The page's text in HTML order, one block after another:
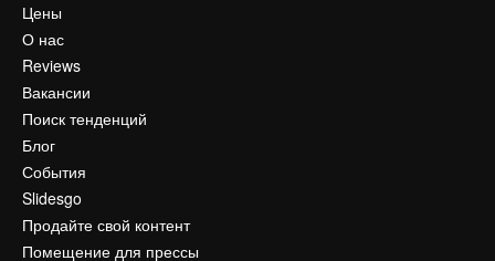
Цены
О нас
Reviews
Вакансии
Поиск тенденций
Блог
События
Slidesgo
Продайте свой контент
Помещение для прессы